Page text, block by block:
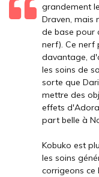
grandement
Draven, mais
de base pour
nerf). Ce nerf
davantage,
les soins de
sorte que
mettre des
effets
part belle à
Kobuko est
les soins
corrigeons